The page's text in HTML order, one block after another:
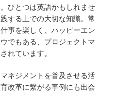
ひとつは英語かもしれませ
する上での大切な知識。常
事を楽しく、ハッピーエン
でもある、プロジェクトマ
れています。
ネジメントを普及させる活
改革に繋がる事例にも出会